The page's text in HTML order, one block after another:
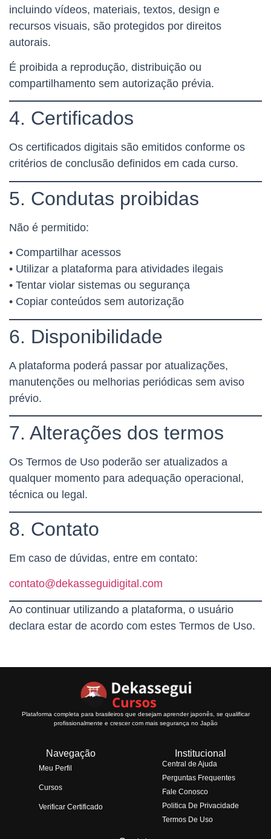
incluindo vídeos, materiais, textos, design e
recursos visuais, são protegidos por direitos
autorais.
É proibida a reprodução, distribuição ou
compartilhamento sem autorização prévia.
4. Certificados
Os certificados digitais são emitidos conforme os
critérios de conclusão definidos em cada curso.
5. Condutas proibidas
Não é permitido:
• Compartilhar acessos
• Utilizar a plataforma para atividades ilegais
• Tentar violar sistemas ou segurança
• Copiar conteúdos sem autorização
6. Disponibilidade
A plataforma poderá passar por atualizações,
manutenções ou melhorias periódicas sem aviso
prévio.
7. Alterações dos termos
Os Termos de Uso poderão ser atualizados a
qualquer momento para adequação operacional,
técnica ou legal.
8. Contato
Em caso de dúvidas, entre em contato:
contato@dekasseguidigital.com
Ao continuar utilizando a plataforma, o usuário
declara estar de acordo com estes Termos de Uso.
Plataforma completa para brasileiros que desejam aprender japonês, se qualificar
profissionalmente e crescer com mais segurança no Japão
Navegação
Meu Perfil
Cursos
Verificar Certificado
Institucional
Central de Ajuda
Perguntas Frequentes
Fale Conosco
Politica De Privacidade
Termos De Uso